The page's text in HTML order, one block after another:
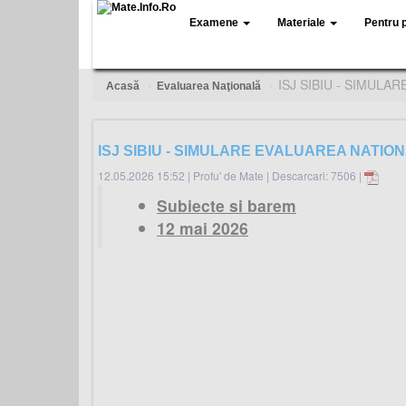
Examene Materiale Pentru
Acasă Evaluarea Naţională ISJ SIBIU -
ISJ SIBIU - SIMULARE EVALUAREA
12.05.2026 15:52 | Profu' de Mate | Descarcari: 7506 |
Subiecte si barem
12 mai 2026